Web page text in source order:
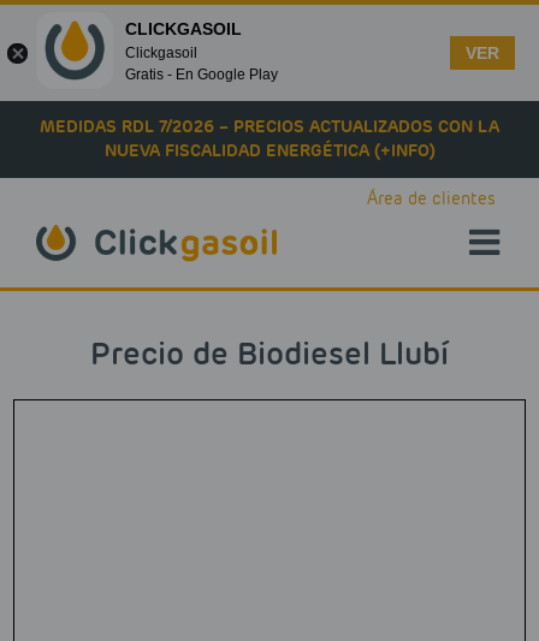
Skip to main content
MEDIDAS RDL 7/2026 – PRECIOS ACTUALIZADOS CON LA
NUEVA FISCALIDAD ENERGÉTICA (+INFO)
Área de clientes
Precio de Biodiesel Llubí
CLICKGASOIL
Clickgasoil
Gratis - En Google Play
VER